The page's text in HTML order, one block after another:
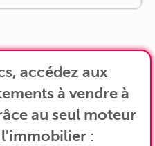
accédez aux
à vendre à
au seul moteur
: